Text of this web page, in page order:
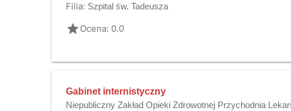
Filia: Szpital św. Tadeusza
gradeOcena: 0.0
Gabinet internistyczny
Niepubliczny Zakład Opieki Zdrowotnej Przychodnia